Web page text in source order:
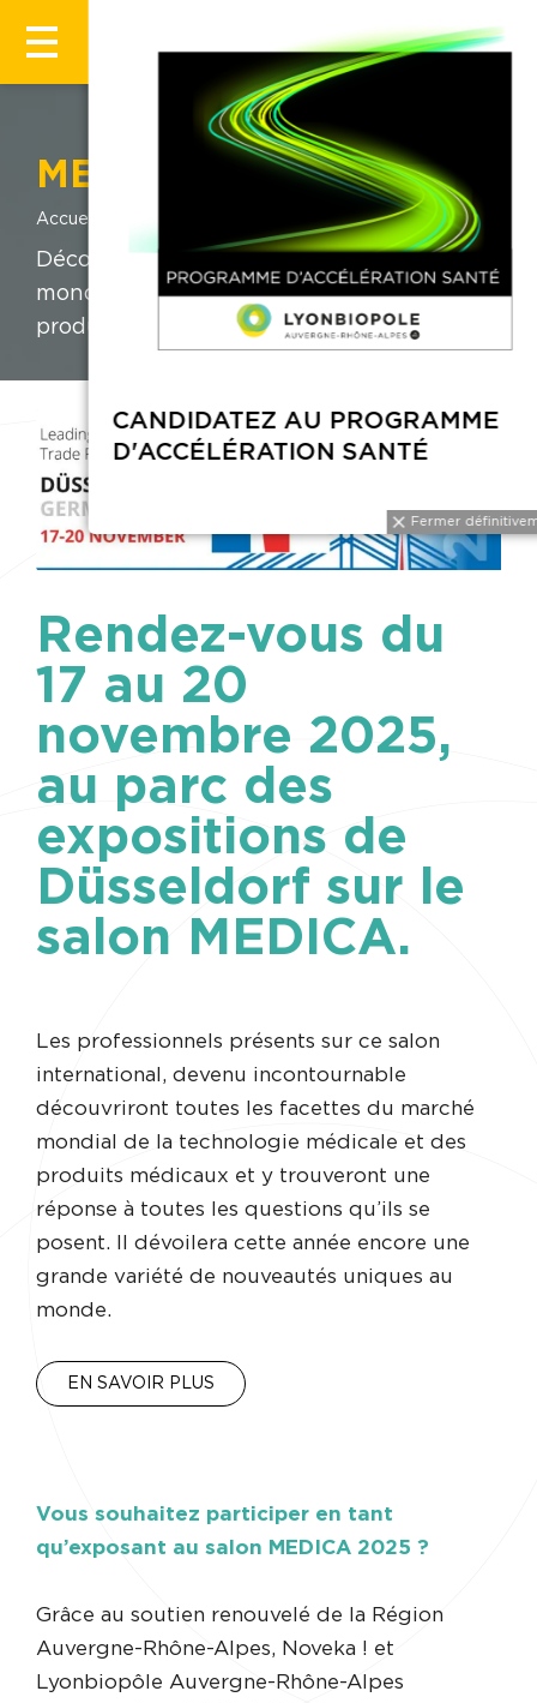
CANDIDATEZ
MEDICA 2025
Accueil MEDICA 2025
Découvrez toutes les facettes du marché
mondial de la technologie médicale et des
produits médicaux.
Rendez-vous du
17 au 20
novembre 2025,
au parc des
expositions de
Düsseldorf sur le
salon MEDICA.
Les professionnels présents sur ce salon
international, devenu incontournable
découvriront toutes les facettes du marché
mondial de la technologie médicale et des
produits médicaux et y trouveront une
réponse à toutes les questions qu’ils se
posent. Il dévoilera cette année encore une
grande variété de nouveautés uniques au
monde.
EN SAVOIR PLUS
Vous souhaitez participer en tant
qu’exposant au salon MEDICA 2025 ?
Grâce au soutien renouvelé de la Région
Auvergne-Rhône-Alpes, Noveka ! et
Lyonbiopôle Auvergne-Rhône-Alpes